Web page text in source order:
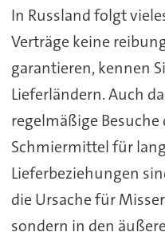
In Russland folgt
Verträge keine
garantieren, kennen
Lieferländern. Auch
regelmäßige
Schmiermittel für
Lieferbeziehungen
die Ursache für
sondern in den